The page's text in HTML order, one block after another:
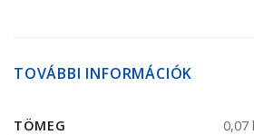
TOVÁBBI INFORMÁCIÓK
TÖMEG 0,07